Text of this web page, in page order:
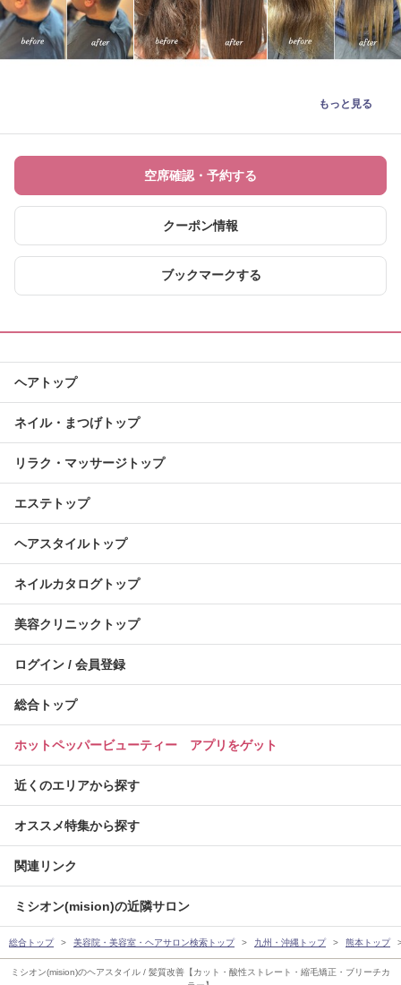
ミシオン(mision)のヘアスタイル / 髪質改善【カット・酸性ストレート・縮毛矯正・ブリーチカ
もっと見る
空席確認・予約する
クーポン情報
ブックマークする
ヘアトップ
ネイル・まつげトップ
リラク・マッサージトップ
エステトップ
ヘアスタイルトップ
ネイルカタログトップ
美容クリニックトップ
ログイン / 会員登録
総合トップ
ホットペッパービューティー アプリをゲット
近くのエリアから探す
オススメ特集から探す
関連リンク
ミシオン(mision)の近隣サロン
総合トップ 美容院・美容室・ヘアサロン検索トップ 九州・沖縄トップ 熊本トップ